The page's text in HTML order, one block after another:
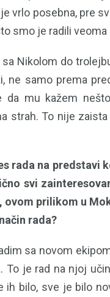
vrlo posebna, pre
smo je radili veoma
Nikolom do
ne samo prema
mu kažem
strah. To nije
rada na predstavi
svi
prilikom u
rada?
sa novom
To je rad na njoj
ih bilo, sve je bilo